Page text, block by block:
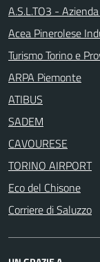
A.S.L.TO3 -
Acea Pinerolese
Turismo Torino e
ARPA Piemonte
ATIBUS
SADEM
CAVOURESE
TORINO AIRPORT
Eco del Chisone
Corriere di Saluzzo